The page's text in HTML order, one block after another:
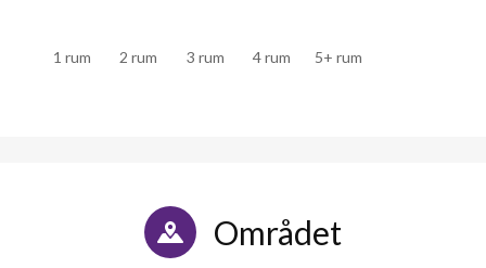
1 rum 2 rum 3 rum 4 rum 5+ rum
Området